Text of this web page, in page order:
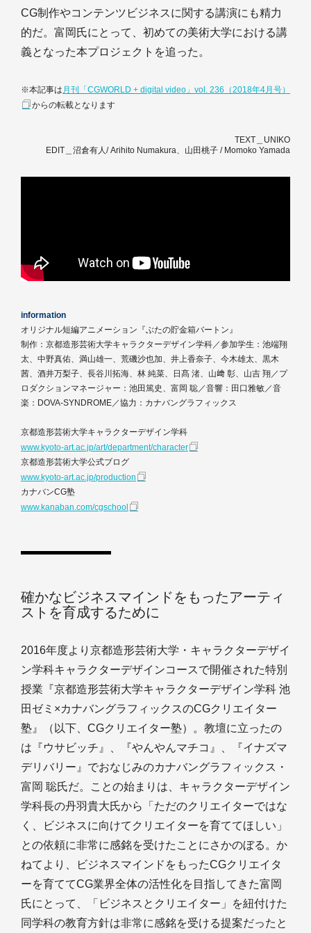
CG制作やコンテンツビジネスに関する講演にも精力
的だ。富岡氏にとって、初めての美術大学における講
義となった本プロジェクトを追った。
※本記事は 月刊「CGWORLD + digital video」vol. 236（2018年4月号）
からの転載となります
TEXT＿UNIKO
EDIT＿沼倉有人/ Arihito Numakura、山田桃子 / Momoko Yamada
information
オリジナル短編アニメーション『ぶたの貯金箱バートン』
制作：京都造形芸術大学キャラクターデザイン学科／参加学生：池端翔
太、中野真佑、満山雄一、荒磯沙也加、井上香奈子、今木雄太、黒木
茜、酒井万梨子、長谷川拓海、林 純菜、日髙 渚、山﨑 彰、山吉 翔／プ
ロダクションマネージャー：池田篤史、富岡 聡／音響：田口雅敏／音
楽：DOVA-SYNDROME／協力：カナバングラフィックス
京都造形芸術大学キャラクターデザイン学科
www.kyoto-art.ac.jp/art/department/character
京都造形芸術大学公式ブログ
www.kyoto-art.ac.jp/production
カナバンCG塾
www.kanaban.com/cgschool
確かなビジネスマインドをもったアーティ
ストを育成するために
2016年度より京都造形芸術大学・キャラクターデザイ
ン学科キャラクターデザインコースで開催された特別
授業『京都造形芸術大学キャラクターデザイン学科 池
田ゼミ×カナバングラフィックスのCGクリエイター
塾』（以下、CGクリエイター塾）。教壇に立ったの
は『ウサビッチ』、『やんやんマチコ』、『イナズマ
デリバリー』でおなじみのカナバングラフィックス・
富岡 聡氏だ。ことの始まりは、キャラクターデザイン
学科長の丹羽貴大氏から「ただのクリエイターではな
く、ビジネスに向けてクリエイターを育ててほしい」
との依頼に非常に感銘を受けたことにさかのぼる。か
ねてより、ビジネスマインドをもったCGクリエイタ
ーを育ててCG業界全体の活性化を目指してきた富岡
氏にとって、「ビジネスとクリエイター」を紐付けた
同学科の教育方針は非常に感銘を受ける提案だったと